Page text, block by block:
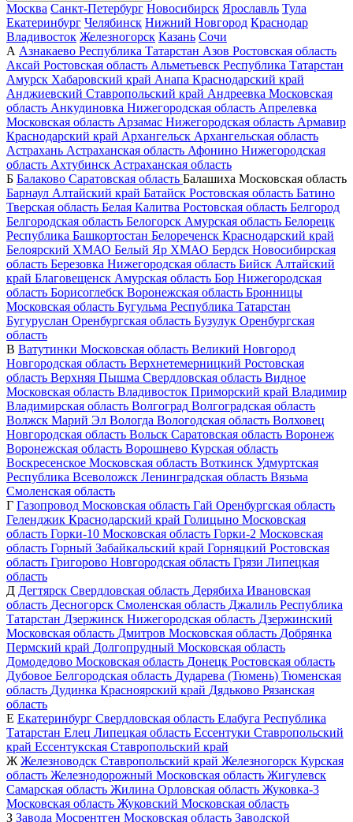
Москва Санкт-Петербург Новосибирск Ярославль Тула
Екатеринбург Челябинск Нижний Новгород Краснодар
Владивосток Железногорск Казань Сочи
А Азнакаево Республика Татарстан Азов Ростовская область
Аксай Ростовская область Альметьевск Республика Татарстан
Амурск Хабаровский край Анапа Краснодарский край
Анджиевский Ставропольский край Андреевка Московская
область Анкудиновка Нижегородская область Апрелевка
Московская область Арзамас Нижегородская область Армавир
Краснодарский край Архангельск Архангельская область
Астрахань Астраханская область Афонино Нижегородская
область Ахтубинск Астраханская область
Б Балаково Саратовская область Балашиха Московская область
Барнаул Алтайский край Батайск Ростовская область Батино
Тверская область Белая Калитва Ростовская область Белгород
Белгородская область Белогорск Амурская область Белорецк
Республика Башкортостан Белореченск Краснодарский край
Белоярский ХМАО Белый Яр ХМАО Бердск Новосибирская
область Березовка Нижегородская область Бийск Алтайский
край Благовещенск Амурская область Бор Нижегородская
область Борисоглебск Воронежская область Бронницы
Московская область Бугульма Республика Татарстан
Бугуруслан Оренбургская область Бузулук Оренбургская
область
В Ватутинки Московская область Великий Новгород
Новгородская область Верхнетемерницкий Ростовская
область Верхняя Пышма Свердловская область Видное
Московская область Владивосток Приморский край Владимир
Владимирская область Волгоград Волгоградская область
Волжск Марий Эл Вологда Вологодская область Волховец
Новгородская область Вольск Саратовская область Воронеж
Воронежская область Ворошнево Курская область
Воскресенское Московская область Воткинск Удмуртская
Республика Всеволожск Ленинградская область Вязьма
Смоленская область
Г Газопровод Московская область Гай Оренбургская область
Геленджик Краснодарский край Голицыно Московская
область Горки-10 Московская область Горки-2 Московская
область Горный Забайкальский край Горняцкий Ростовская
область Григорово Новгородская область Грязи Липецкая
область
Д Дегтярск Свердловская область Дерябиха Ивановская
область Десногорск Смоленская область Джалиль Республика
Татарстан Дзержинск Нижегородская область Дзержинский
Московская область Дмитров Московская область Добрянка
Пермский край Долгопрудный Московская область
Домодедово Московская область Донецк Ростовская область
Дубовое Белгородская область Дударева (Тюмень) Тюменская
область Дудинка Красноярский край Дядьково Рязанская
область
Е Екатеринбург Свердловская область Елабуга Республика
Татарстан Елец Липецкая область Ессентуки Ставропольский
край Ессентукская Ставропольский край
Ж Железноводск Ставропольский край Железногорск Курская
область Железнодорожный Московская область Жигулевск
Самарская область Жилина Орловская область Жуковка-3
Московская область Жуковский Московская область
З Завода Мосрентген Московская область Заводской